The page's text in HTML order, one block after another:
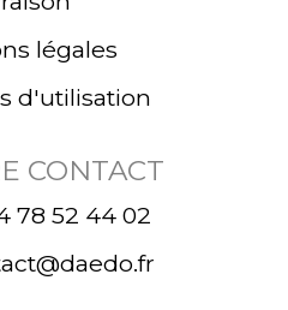
légales
d'utilisation
CONTACT
78 52 44 02